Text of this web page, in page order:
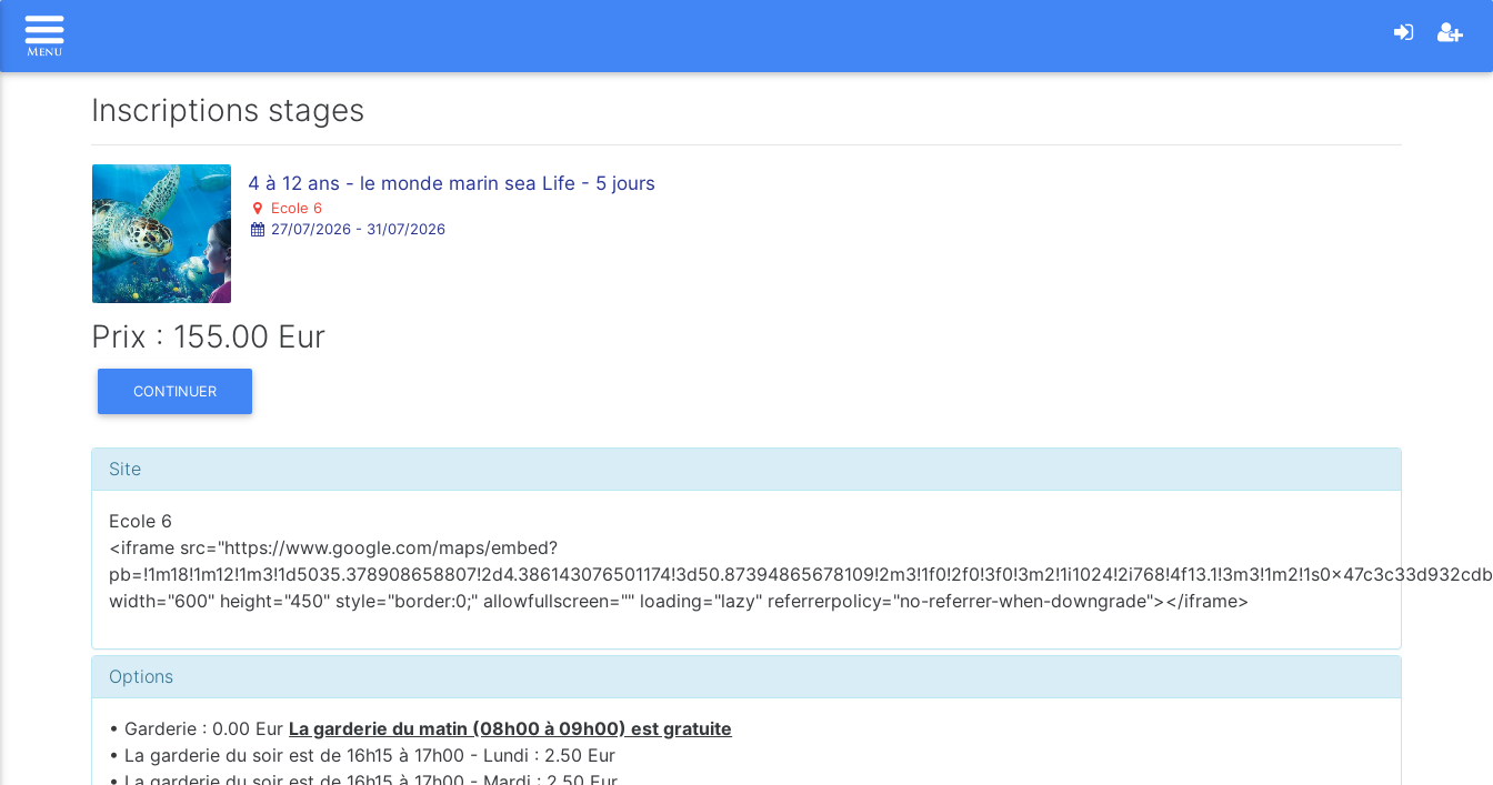
Inscriptions stages
4 à 12 ans - le monde marin sea Life - 5 jours
Ecole 6
27/07/2026 - 31/07/2026
Prix : 155.00 Eur
CONTINUER
Site
Ecole 6
<iframe src="https://www.google.com/maps/embed?
width="600" height="450" style="border:0;" allowfullscreen="" loading="lazy" referrerpolicy="no-referrer-when-downgrade"></iframe>
Options
• Garderie : 0.00 Eur La garderie du matin (08h00 à 09h00) est gratuite
• La garderie du soir est de 16h15 à 17h00 - Lundi : 2.50 Eur